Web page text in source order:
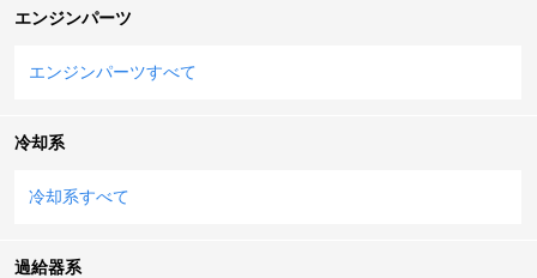
エンジンパーツ
エンジンパーツすべて
冷却系
冷却系すべて
過給器系